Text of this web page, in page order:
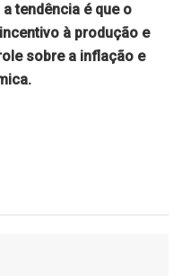
tendência é que o
à produção e
sobre a inflação e